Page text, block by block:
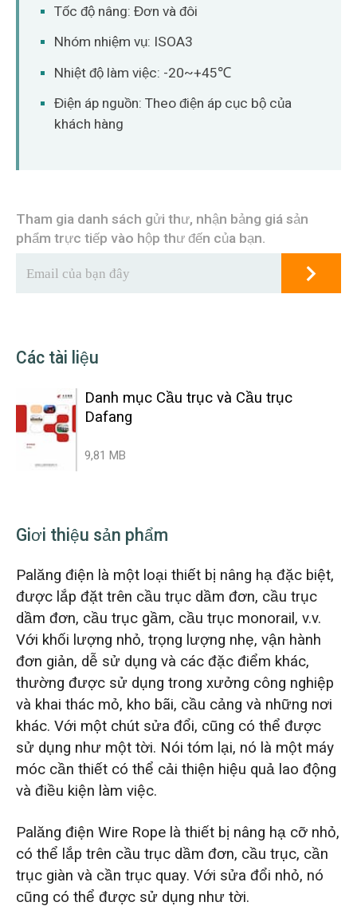
Tốc độ nâng: Đơn và đôi
Nhóm nhiệm vụ: ISOA3
Nhiệt độ làm việc: -20~+45℃
Điện áp nguồn: Theo điện áp cục bộ của
khách hàng
Tham gia danh sách gửi thư, nhận bảng giá sản
phẩm trực tiếp vào hộp thư đến của bạn.
Các tài liệu
Danh mục Cầu trục và Cầu trục
Dafang
9,81 MB
Giơi thiệu sản phẩm
Palăng điện là một loại thiết bị nâng hạ đặc biệt,
được lắp đặt trên cầu trục dầm đơn, cầu trục
dầm đơn, cầu trục gầm, cầu trục monorail, v.v.
Với khối lượng nhỏ, trọng lượng nhẹ, vận hành
đơn giản, dễ sử dụng và các đặc điểm khác,
thường được sử dụng trong xưởng công nghiệp
và khai thác mỏ, kho bãi, cầu cảng và những nơi
khác. Với một chút sửa đổi, cũng có thể được
sử dụng như một tời. Nói tóm lại, nó là một máy
móc cần thiết có thể cải thiện hiệu quả lao động
và điều kiện làm việc.
Palăng điện Wire Rope là thiết bị nâng hạ cỡ nhỏ,
có thể lắp trên cầu trục dầm đơn, cầu trục, cần
trục giàn và cần trục quay. Với sửa đổi nhỏ, nó
cũng có thể được sử dụng như tời.